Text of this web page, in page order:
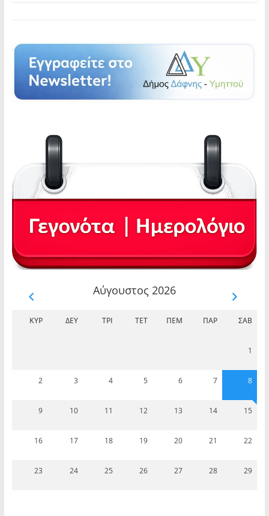
Αύγουστος 2026
ΚΥΡ ΔΕΥ ΤΡΊ ΤΕΤ ΠΈΜ ΠΑΡ ΣΆΒ
1
2 3 4 5 6 7 8
9 10 11 12 13 14 15
16 17 18 19 20 21 22
23 24 25 26 27 28 29